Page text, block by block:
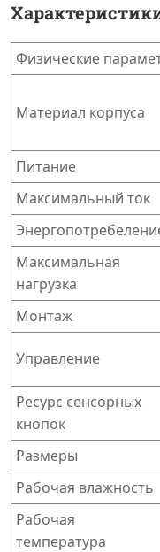
Физические
Материал корпуса
Питание
Максимальный ток
Максимальная
нагрузка
Монтаж
Управление
Ресурс сенсорных
кнопок
Размеры
Рабочая влажность
Рабочая
температура